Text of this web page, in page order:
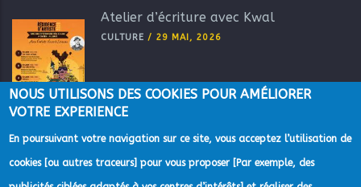
Atelier d’écriture avec Kwal
CULTURE / 29 MAI, 2026
NOUS UTILISONS DES COOKIES POUR AMÉLIORER
VOTRE EXPERIENCE
En poursuivant votre navigation sur ce site, vous acceptez l’utilisation de
cookies [ou autres traceurs] pour vous proposer [Par exemple, des